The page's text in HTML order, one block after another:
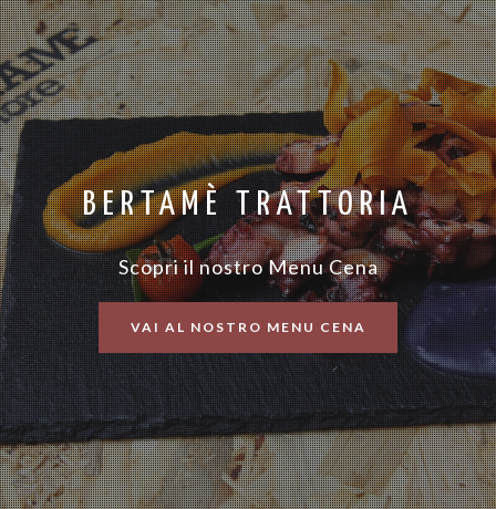
BERTAMÈ TRATTORIA
Scopri il nostro Menu Cena
VAI AL NOSTRO MENU CENA